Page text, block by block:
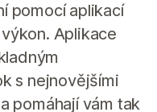
pomocí aplikací
Aplikace
s nejnovějšími
pomáhají vám tak